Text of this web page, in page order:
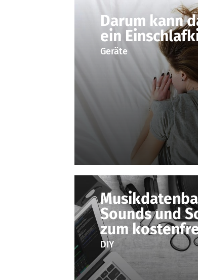
Darum kann
ein
Geräte
Sounds und
zum
DIY